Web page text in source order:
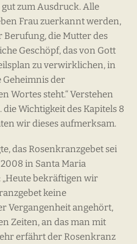
zum Ausdruck. Alle
Frau zuerkannt werden,
die Mutter des
Geschöpf, das von Gott
zu verwirklichen, in
Geheimnis der
Wortes steht.“ Verstehen
Wichtigkeit des Kapitels 8
wir dieses aufmerksam.
das Rosenkranzgebet sei
in Santa Maria
„Heute bekräftigen wir
keine
Vergangenheit angehört,
Zeiten, an das man mit
erfährt der Rosenkranz